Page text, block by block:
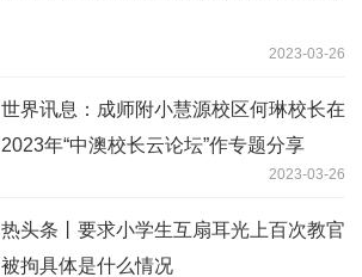
2023-03-26
世界讯息：成师附小慧源校区何琳校长在
2023年“中澳校长云论坛”作专题分享
2023-03-26
热头条丨要求小学生互扇耳光上百次教官
被拘具体是什么情况